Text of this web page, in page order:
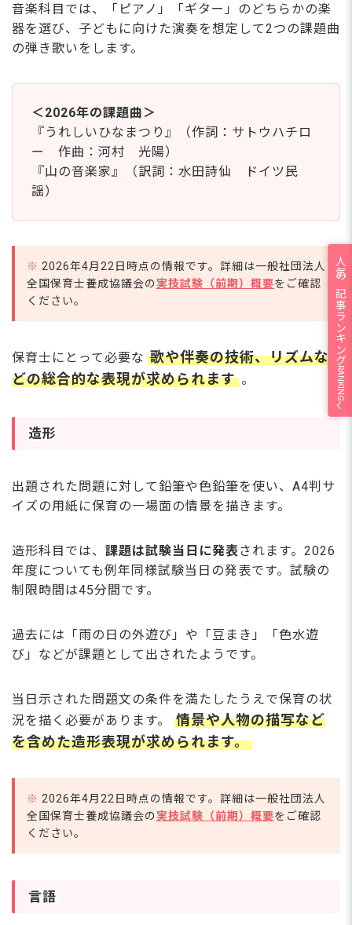
音楽科目では、「ピアノ」「ギター」のどちらかの楽
器を選び、子どもに向けた演奏を想定して2つの課題曲
の弾き歌いをします。
＜2026年の課題曲＞
『うれしいひなまつり』（作詞：サトウハチロ
ー 作曲：河村 光陽）
『山の音楽家』（訳詞：水田詩仙 ドイツ民
謡）
※ 2026年4月22日時点の情報です。詳細は一般社団法人
全国保育士養成協議会の実技試験（前期）概要をご確認
ください。
保育士にとって必要な 歌や伴奏の技術、リズムな
どの総合的な表現が求められます 。
造形
出題された問題に対して鉛筆や色鉛筆を使い、A4判サ
イズの用紙に保育の一場面の情景を描きます。
造形科目では、 課題は試験当日に発表 されます。2026
年度についても例年同様試験当日の発表です。試験の
制限時間は45分間です。
過去には「雨の日の外遊び」や「豆まき」「色水遊
び」などが課題として出されたようです。
当日示された問題文の条件を満たしたうえで保育の状
況を描く必要があります。
情景や人物の描写など
を含めた造形表現が求められます。
※ 2026年4月22日時点の情報です。詳細は一般社団法人
全国保育士養成協議会の実技試験（前期）概要をご確認
ください。
言語
人気の記事ランキング
RANKING